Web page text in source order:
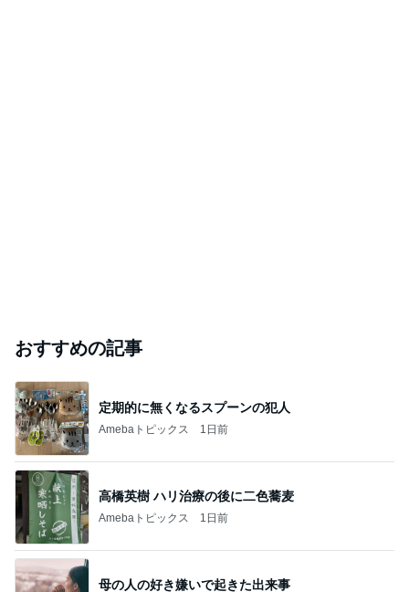
おすすめの記事
定期的に無くなるスプーンの犯人
Amebaトピックス 1日前
高橋英樹 ハリ治療の後に二色蕎麦
Amebaトピックス 1日前
母の人の好き嫌いで起きた出来事